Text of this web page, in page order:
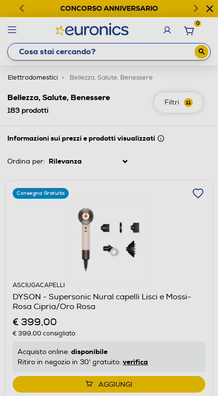
CONCORSO ANNIVERSARIO
0
Elettrodomestici Bellezza, Salute, Benessere
Filtri 11
Bellezza, Salute, Benessere
183prodotti
Informazioni sui prezzi e prodotti visualizzati
Ordina per:
Consegna Gratuita
ASCIUGACAPELLI
DYSON - Supersonic Nural capelli Lisci e Mossi-
Rosa Cipria/Oro Rosa
€ 399,00
€ 399,00consigliato
Acquisto online: disponibile
Ritiro in negozio in 30' gratuito: verifica
AGGIUNGI